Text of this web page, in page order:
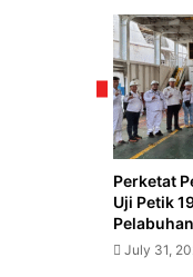
Sirait
Sepakat
Prioritaskan
Program
BSPS
100
Kunci
Rumah
Subsidi
untuk
Buruh
Perketat
Uji Petik
July 31,